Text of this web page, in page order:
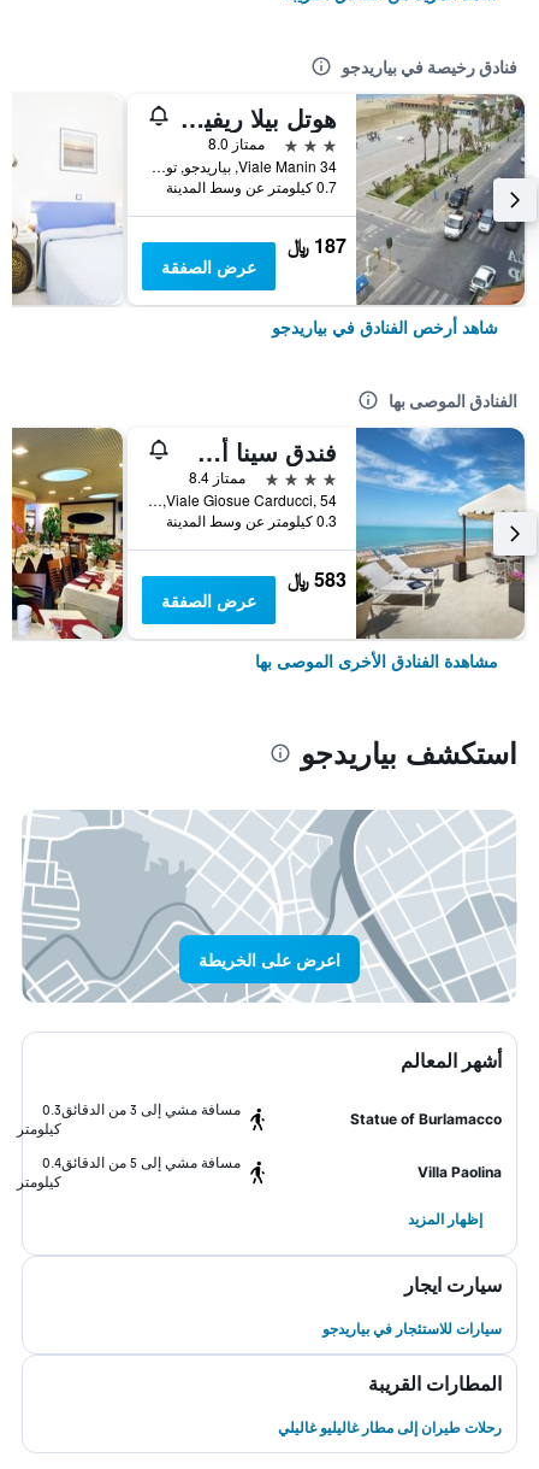
فنادق رخيصة في بياريدجو
هوتل بيلا ريفييرا
3 نجوم
ممتاز 8.0
Viale Manin 34, بياريدجو, توسكانا, إيطاليا
0.7 كيلومتر عن وسط المدينة
187 ﷼
عرض الصفقة
شاهد أرخص الفنادق في بياريدجو
الفنادق الموصى بها
فندق سينا ​​أستور
4 نجوم
ممتاز 8.4
Viale Giosue Carducci, 54, بياريدجو, توسكانا, إيطاليا
0.3 كيلومتر عن وسط المدينة
583 ﷼
عرض الصفقة
مشاهدة الفنادق الأخرى الموصى بها
استكشف بياريدجو
اعرض على الخريطة
أشهر المعالم
Statue of Burlamacco
مسافة مشي إلى 3 من الدقائق
0.3
كيلومتر
Villa Paolina
مسافة مشي إلى 5 من الدقائق
0.4
كيلومتر
إظهار المزيد
سيارت ايجار
سيارات للاستئجار في بياريدجو
المطارات القريبة
رحلات طيران إلى مطار غاليليو غاليلي